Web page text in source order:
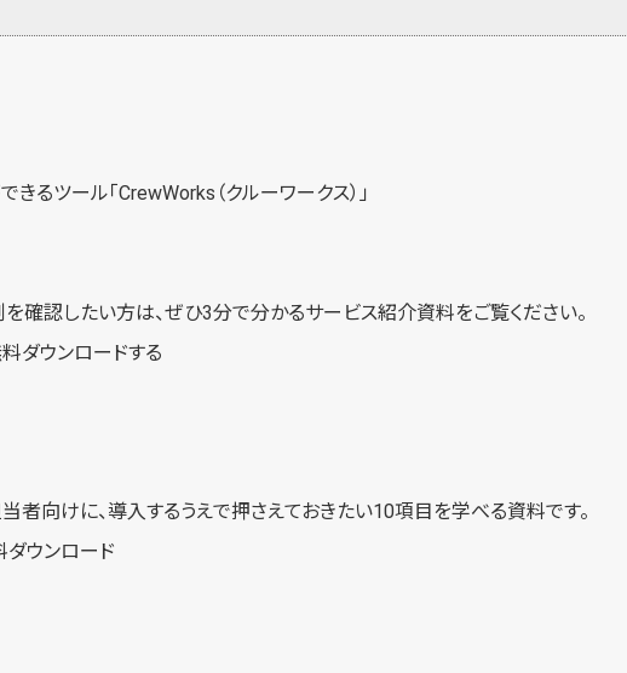
きるツール「CrewWorks（クルーワークス） 」
確認したい方は、ぜひ3分で分かるサービス紹介資料をご覧ください。
ダウンロードする
向けに、導入するうえで押さえておきたい10項目を学べる資料です。
ダウンロード